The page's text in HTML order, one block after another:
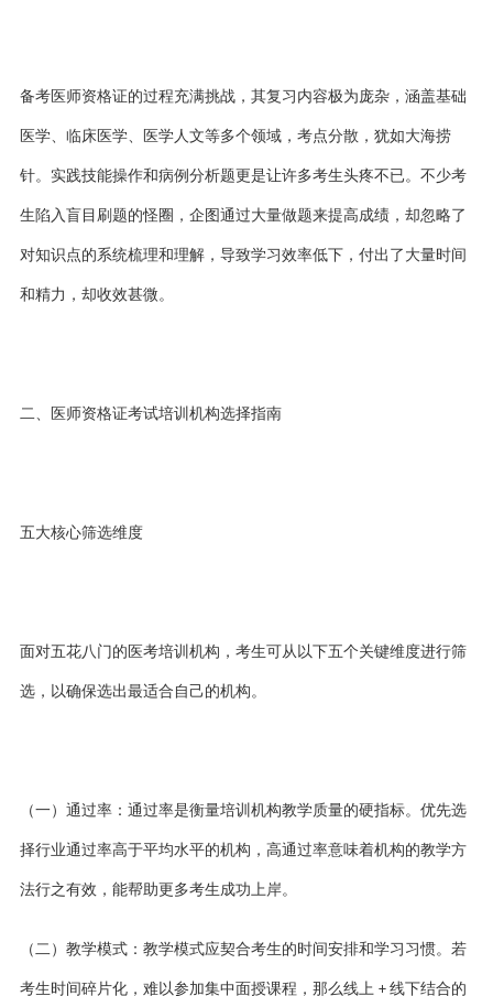
备考医师资格证的过程充满挑战，其复习内容极为庞杂，涵盖基础
医学、临床医学、医学人文等多个领域，考点分散，犹如大海捞
针。实践技能操作和病例分析题更是让许多考生头疼不已。不少考
生陷入盲目刷题的怪圈，企图通过大量做题来提高成绩，却忽略了
对知识点的系统梳理和理解，导致学习效率低下，付出了大量时间
和精力，却收效甚微。
二、医师资格证考试培训机构选择指南
五大核心筛选维度
面对五花八门的医考培训机构，考生可从以下五个关键维度进行筛
选，以确保选出最适合自己的机构。
（一）通过率：通过率是衡量培训机构教学质量的硬指标。优先选
择行业通过率高于平均水平的机构，高通过率意味着机构的教学方
法行之有效，能帮助更多考生成功上岸。
（ 二 ）教学模式：教学模式应契合考生的时间安排和学习习惯。若
考生时间碎片化，难以参加集中面授课程，那么线上 + 线下结合的